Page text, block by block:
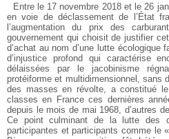
Entre le 17 novembre 2018 et le 26
en voie de déclassement de l’État
l’augmentation du prix des
gouvernement qui choisit de justifier
d’achat au nom d’une lutte écologique
d’injustice profond qui caractérise
délaissées par le jacobinisme
protéiforme et multidimensionnel, sans
des masses en révolte, a constitué
classes en France ces dernières
depuis le mois de mai 1968, d’autres
Ce point culminant de la lutte des
participantes et participants comme le